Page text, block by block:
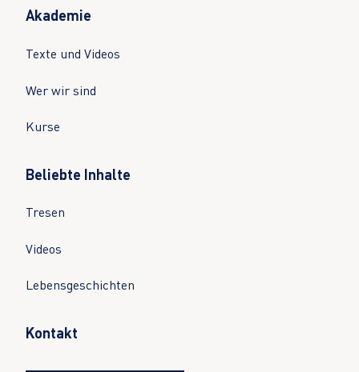
Akademie
Texte und Videos
Wer wir sind
Kurse
Beliebte Inhalte
Tresen
Videos
Lebensgeschichten
Kontakt